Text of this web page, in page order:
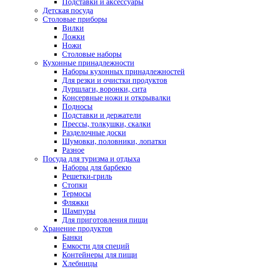
Подставки и аксессуары
Детская посуда
Столовые приборы
Вилки
Ложки
Ножи
Столовые наборы
Кухонные принадлежности
Наборы кухонных принадлежностей
Для резки и очистки продуктов
Дуршлаги, воронки, сита
Консервные ножи и открывалки
Подносы
Подставки и держатели
Прессы, толкушки, скалки
Разделочные доски
Шумовки, половники, лопатки
Разное
Посуда для туризма и отдыха
Наборы для барбекю
Решетки-гриль
Стопки
Термосы
Фляжки
Шампуры
Для приготовления пищи
Хранение продуктов
Банки
Емкости для специй
Контейнеры для пищи
Хлебницы